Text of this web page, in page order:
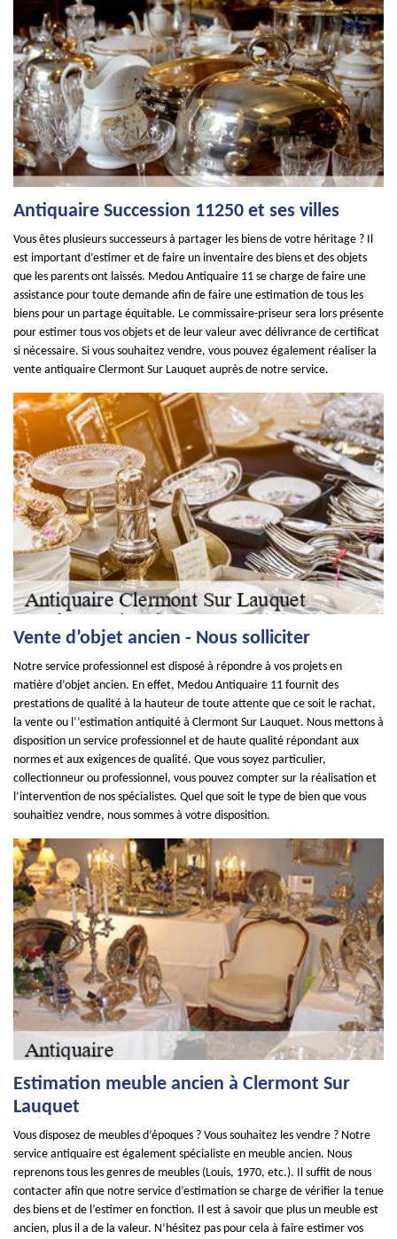
Antiquaire Succession 11250 et ses villes
Vous êtes plusieurs successeurs à partager les biens de votre héritage ? Il
est important d’estimer et de faire un inventaire des biens et des objets
que les parents ont laissés. Medou Antiquaire 11 se charge de faire une
assistance pour toute demande afin de faire une estimation de tous les
biens pour un partage équitable. Le commissaire-priseur sera lors présente
pour estimer tous vos objets et de leur valeur avec délivrance de certificat
si nécessaire. Si vous souhaitez vendre, vous pouvez également réaliser la
vente antiquaire Clermont Sur Lauquet auprès de notre service.
Vente d’objet ancien - Nous solliciter
Notre service professionnel est disposé à répondre à vos projets en
matière d’objet ancien. En effet, Medou Antiquaire 11 fournit des
prestations de qualité à la hauteur de toute attente que ce soit le rachat,
la vente ou l’’estimation antiquité à Clermont Sur Lauquet. Nous mettons à
disposition un service professionnel et de haute qualité répondant aux
normes et aux exigences de qualité. Que vous soyez particulier,
collectionneur ou professionnel, vous pouvez compter sur la réalisation et
l’intervention de nos spécialistes. Quel que soit le type de bien que vous
souhaitiez vendre, nous sommes à votre disposition.
Estimation meuble ancien à Clermont Sur
Lauquet
Vous disposez de meubles d’époques ? Vous souhaitez les vendre ? Notre
service antiquaire est également spécialiste en meuble ancien. Nous
reprenons tous les genres de meubles (Louis, 1970, etc.). Il suffit de nous
contacter afin que notre service d’estimation se charge de vérifier la tenue
des biens et de l’estimer en fonction. Il est à savoir que plus un meuble est
ancien, plus il a de la valeur. N’hésitez pas pour cela à faire estimer vos